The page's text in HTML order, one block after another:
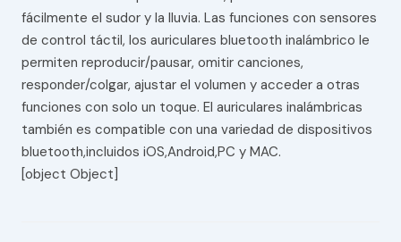
fácilmente el sudor y la lluvia. Las funciones con sensores
de control táctil, los auriculares bluetooth inalámbrico le
permiten reproducir/pausar, omitir canciones,
responder/colgar, ajustar el volumen y acceder a otras
funciones con solo un toque. El auriculares inalámbricas
también es compatible con una variedad de dispositivos
bluetooth,incluidos iOS,Android,PC y MAC.
[object Object]